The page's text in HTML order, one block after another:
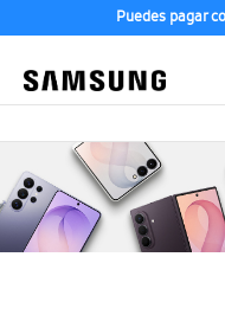
Puedes pagar